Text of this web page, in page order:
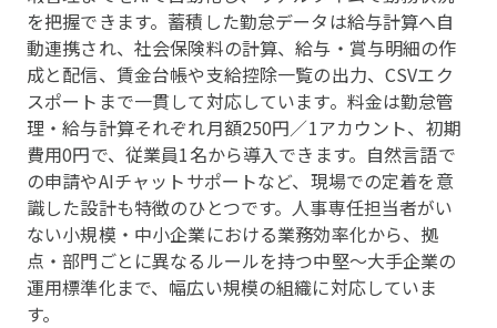
を把握できます。蓄積した勤怠データは給与計算へ自
動連携され、社会保険料の計算、給与・賞与明細の作
成と配信、賃金台帳や支給控除一覧の出力、CSVエク
スポートまで一貫して対応しています。料金は勤怠管
理・給与計算それぞれ月額250円／1アカウント、初期
費用0円で、従業員1名から導入できます。自然言語で
の申請やAIチャットサポートなど、現場での定着を意
識した設計も特徴のひとつです。人事専任担当者がい
ない小規模・中小企業における業務効率化から、拠
点・部門ごとに異なるルールを持つ中堅〜大手企業の
運用標準化まで、幅広い規模の組織に対応していま
す。